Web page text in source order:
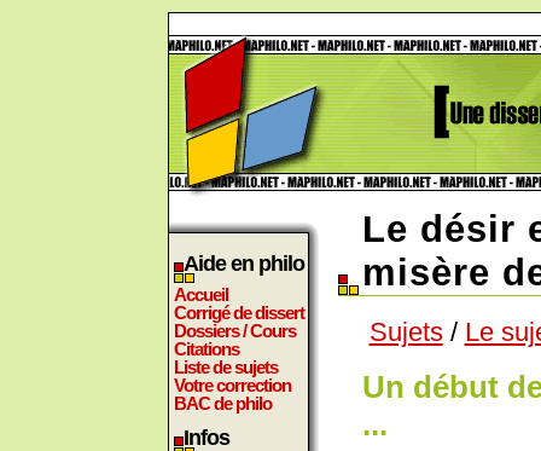
Aide en philo
Accueil
Corrigé de dissert
Dossiers / Cours
Citations
Liste de sujets
Votre correction
BAC de philo
Infos
Le désir
misère
Sujets/ Le
Un début
...